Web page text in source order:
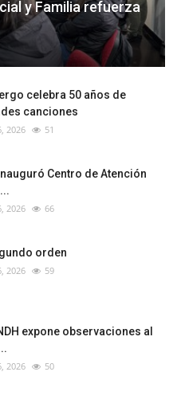
y Familia refuerza
celebra 50 años de
canciones
2026 51
Centro de Atención
2026 66
orden
2026 59
expone observaciones al
2026 50